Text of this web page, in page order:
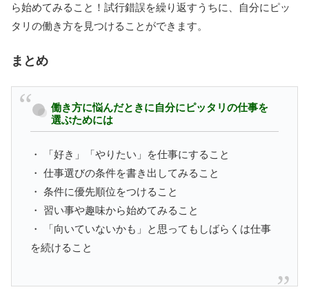
ら始めてみること！試行錯誤を繰り返すうちに、自分にピッ
タリの働き方を見つけることができます。
まとめ
働き方に悩んだときに自分にピッタリの仕事を
選ぶためには
・ 「好き」「やりたい」を仕事にすること
・ 仕事選びの条件を書き出してみること
・ 条件に優先順位をつけること
・ 習い事や趣味から始めてみること
・ 「向いていないかも」と思ってもしばらくは仕事
を続けること